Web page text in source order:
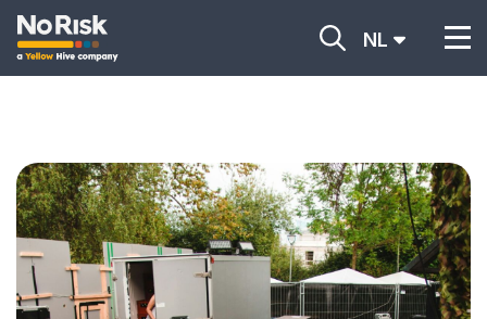
NL